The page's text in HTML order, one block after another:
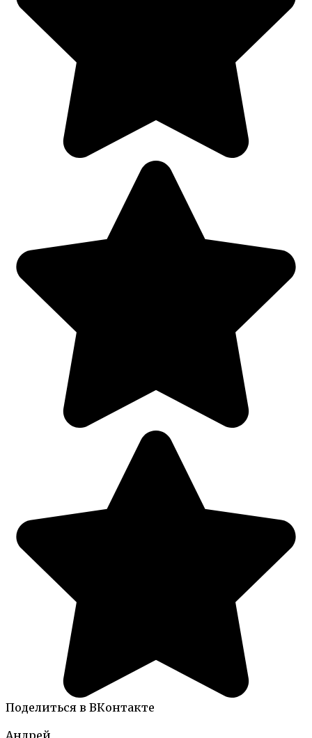
Поделиться в ВКонтакте
Андрей